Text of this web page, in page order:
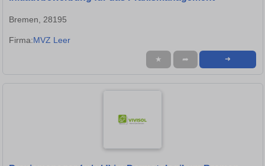
Bremen, 28195
Firma:MVZ Leer
★ ➦ ➜